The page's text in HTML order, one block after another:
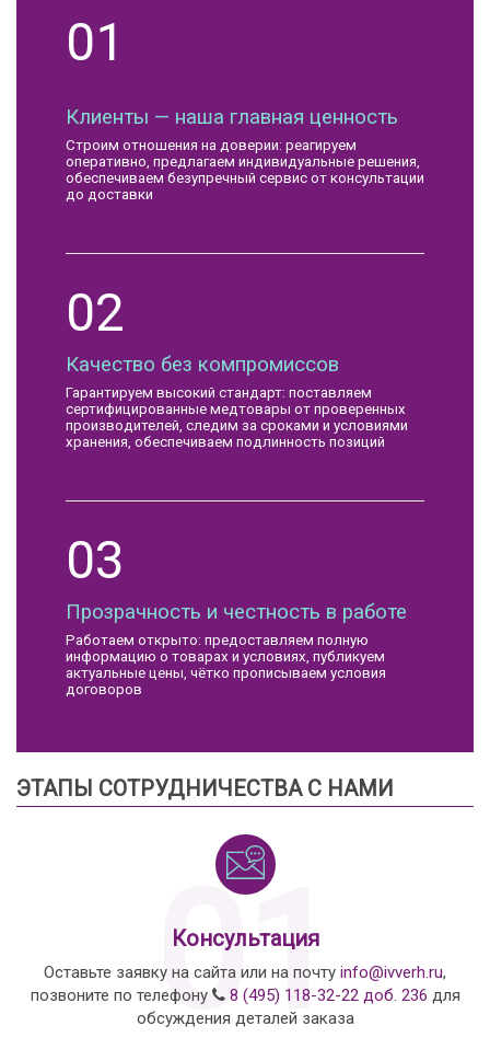
01
Клиенты — наша главная ценность
Строим отношения на доверии: реагируем
оперативно, предлагаем индивидуальные решения,
обеспечиваем безупречный сервис от консультации
до доставки
02
Качество без компромиссов
Гарантируем высокий стандарт: поставляем
сертифицированные медтовары от проверенных
производителей, следим за сроками и условиями
хранения, обеспечиваем подлинность позиций
03
Прозрачность и честность в работе
Работаем открыто: предоставляем полную
информацию о товарах и условиях, публикуем
актуальные цены, чётко прописываем условия
договоров
ЭТАПЫ СОТРУДНИЧЕСТВА С НАМИ
01
Консультация
Оставьте заявку на сайта или на почту info@ivverh.ru,
позвоните по телефону
8 (495) 118-32-22 доб. 236 для
обсуждения деталей заказа